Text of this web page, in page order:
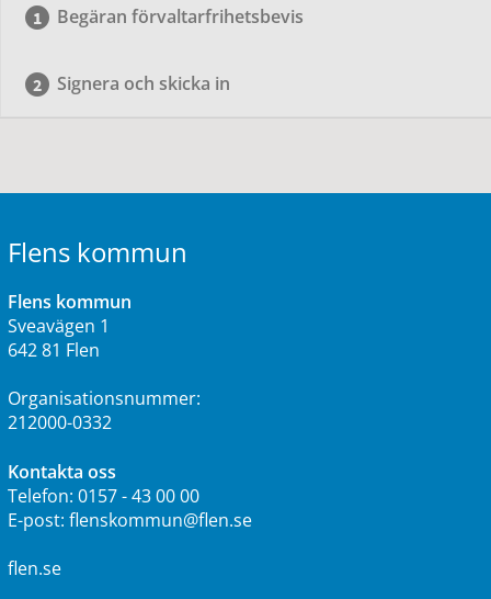
Begäran förvaltarfrihetsbevis
Signera och skicka in
Flens kommun
Flens kommun
Sveavägen 1
642 81 Flen
Organisationsnummer:
212000-0332
Kontakta oss
Telefon: 0157 - 43 00 00
E-post: flenskommun@flen.se
flen.se